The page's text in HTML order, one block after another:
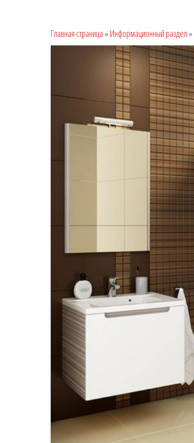
Главная страница » Информационный раздел »